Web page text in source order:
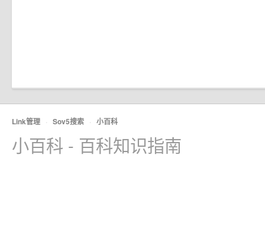
Link管理 · Sov5搜索 · 小百科
小百科 - 百科知识指南